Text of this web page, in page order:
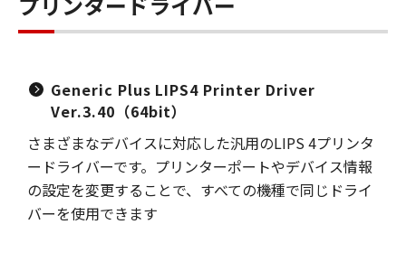
Generic Plus LIPS4 Printer Driver
Ver.3.40（64bit）
さまざまなデバイスに対応した汎用のLIPS 4プリンタ
ードライバーです。プリンターポートやデバイス情報
の設定を変更することで、すべての機種で同じドライ
バーを使用できます